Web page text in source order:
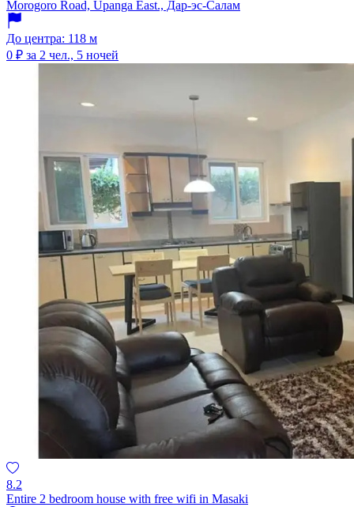
Morogoro Road, Upanga East., Дар-эс-Салам
До центра: 118 м
0 ₽ за 2 чел., 5 ночей
8.2
Entire 2 bedroom house with free wifi in Masaki